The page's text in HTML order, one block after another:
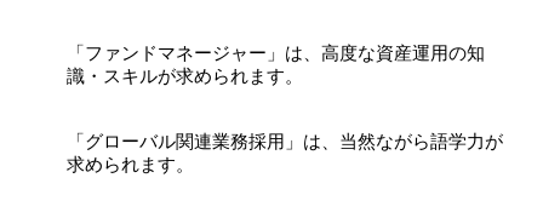
「ファンドマネージャー」は、高度な資産運用の知
識・スキルが求められます。
「グローバル関連業務採用」は、当然ながら語学力が
求められます。